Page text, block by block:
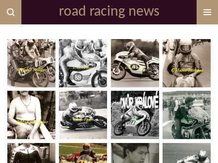
Zum
Hauptinhalt
road racing news